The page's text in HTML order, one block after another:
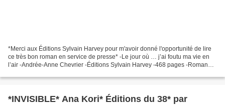
*Merci aux Éditions Sylvain Harvey pour m'avoir donné l'opportunité de lire
ce très bon roman en service de presse* -Le jour où … j’ai foutu ma vie en
l’air -Andrée-Anne Chevrier -Éditions Sylvain Harvey -468 pages -Roman
*INVISIBLE* Ana Kori* Éditions du 38* par